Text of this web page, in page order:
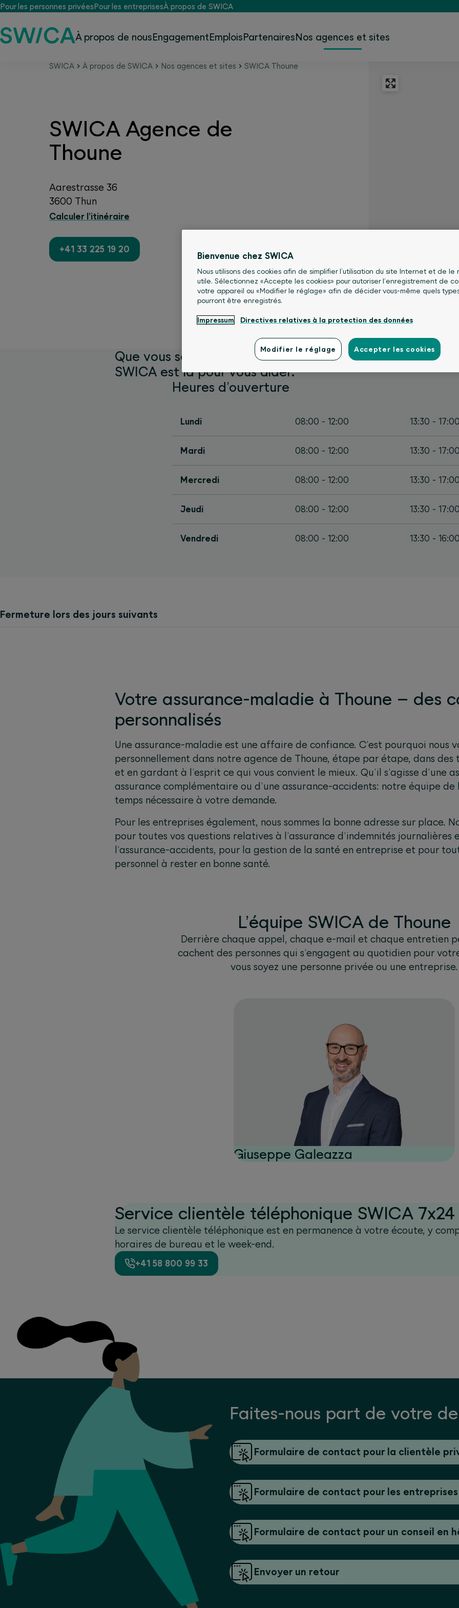
Pour les personnes privéesPour les entreprisesÀ propos de SWICA
À propos de nousEngagementEmploisPartenairesNos agences et sites
SWICA À propos de SWICA Nos agences et sites SWICA Thoune
SWICA Agence de
Thoune
Aarestrasse 36
3600 Thun
Calculer l’itinéraire
+41 33 225 19 20
Que vous soyez une personne privée ou une entreprise,
SWICA est là pour vous aider.
Heures d’ouverture
Lundi 08:00 - 12:00 13:30 - 17:00
Mardi 08:00 - 12:00 13:30 - 17:00
Mercredi 08:00 - 12:00 13:30 - 17:00
Jeudi 08:00 - 12:00 13:30 - 17:00
Vendredi 08:00 - 12:00 13:30 - 16:00
Fermeture lors des jours suivants
Votre assurance-maladie à Thoune – des
personnalisés
Une assurance-maladie est une affaire de confiance. C’est pourquoi nous
personnellement dans notre agence de Thoune, étape par étape, dans des
et en gardant à l’esprit ce qui vous convient le mieux. Qu’il s’agisse d’une
assurance complémentaire ou d’une assurance-accidents: notre équipe de l
temps nécessaire à votre demande.
Pour les entreprises également, nous sommes la bonne adresse sur place.
pour toutes vos questions relatives à l’assurance d’indemnités journalières
l’assurance-accidents, pour la gestion de la santé en entreprise et pour
personnel à rester en bonne santé.
L’équipe SWICA de Thoune
Derrière chaque appel, chaque e-mail et chaque entretien
cachent des personnes qui s’engagent au quotidien pour
vous soyez une personne privée ou une entreprise.
Giuseppe Galeazza
Service clientèle téléphonique SWICA 7x24
Le service clientèle téléphonique est en permanence à votre écoute, y
horaires de bureau et le week-end.
+41 58 800 99 33
Faites-nous part de votre
Formulaire de contact pour la clientèle
Formulaire de contact pour les entreprises
Formulaire de contact pour un conseil en
Envoyer un retour
Bienvenue chez SWICA
Nous utilisons des cookies afin de simplifier l’utilisation du site Internet et de le
utile. Sélectionnez «Accepte les cookies» pour autoriser l’enregistrement de
votre appareil ou «Modifier le réglage» afin de décider vous-même quels
pourront être enregistrés.
Impressum Directives relatives à la protection des données
Modifier le réglage Accepter les cookies